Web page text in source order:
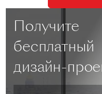
Получите
бесплатный
дизайн-